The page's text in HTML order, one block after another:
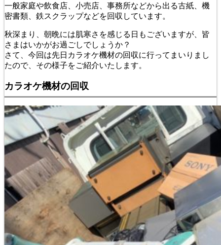
一般家庭や飲食店、小売店、事務所などから出る古紙、機
密書類、鉄スクラップなどを回収しています。
秋深まり、朝晩には肌寒さを感じる日もございますが、皆
さまはいかがお過ごしでしょうか？
さて、今回は先日カラオケ機材の回収に行ってまいりまし
たので、その様子をご紹介いたします。
カラオケ機材の回収